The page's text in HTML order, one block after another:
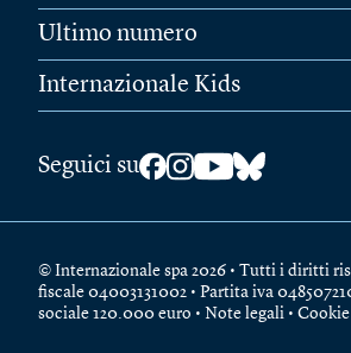
Ultimo numero
Internazionale Kids
Seguici su
© Internazionale spa 2026 • Tutti i diritti
fiscale 04003131002 • Partita iva
sociale 120.000 euro • Note legali • Cookie